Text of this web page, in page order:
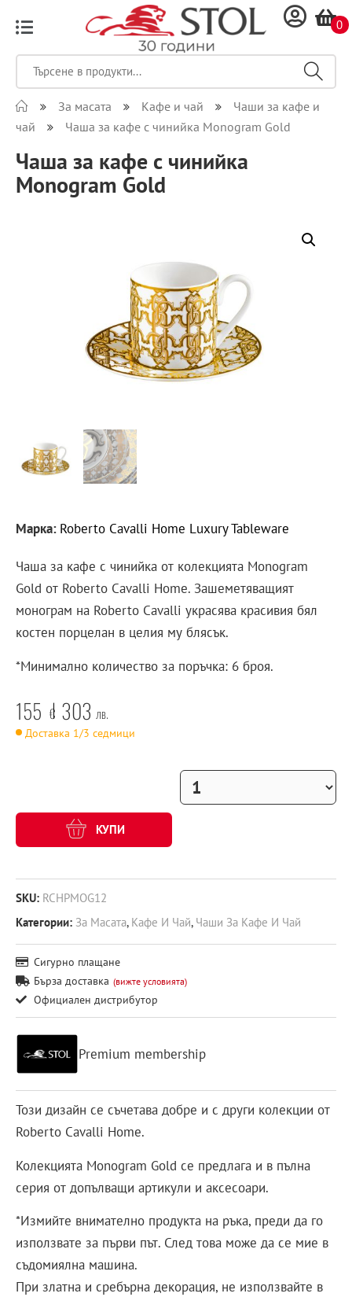
0
За масата Кафе и чай
Чаши за кафе и
чай
Чаша за кафе с чинийка Monogram Gold
Чаша за кафе с чинийка
Monogram Gold
Марка: Roberto Cavalli Home Luxury Tableware
Чаша за кафе с чинийка от колекцията Monogram
Gold от Roberto Cavalli Home. Зашеметяващият
монограм на Roberto Cavalli украсява красивия бял
костен порцелан в целия му блясък.
*Минимално количество за поръчка: 6 броя.
155 € 303 лв.
Доставка 1/3 седмици
КУПИ
SKU: RCHPMOG12
Категории: За Масата, Кафе И Чай, Чаши За Кафе И Чай
Сигурно плащане
Бърза доставка (вижте условията)
Официален дистрибутор
Premium membership
Този дизайн се съчетава добре и с други колекции от
Roberto Cavalli Home.
Колекцията Monogram Gold се предлага и в пълна
серия от допълващи артикули и аксесоари.
*Измийте внимателно продукта на ръка, преди да го
използвате за първи път. След това може да се мие в
съдомиялна машина.
При златна и сребърна декорация, не използвайте в